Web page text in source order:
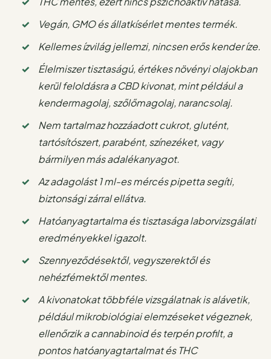
Vegán, GMO és állatkísérlet mentes termék.
Kellemes ízvilág jellemzi, nincsen erős kender íze.
Élelmiszer tisztaságú, értékes növényi olajokban
kerül feloldásraa CBD kivonat, mint például a
kendermagolaj, szőlőmagolaj, narancsolaj.
Nem tartalmaz hozzáadott cukrot, glutént,
tartósítószert, parabént, színezéket, vagy
bármilyen más adalékanyagot.
Az adagolást 1 ml-es mércés pipetta segíti,
biztonsági zárral ellátva.
Hatóanyagtartalma és tisztasága laborvizsgálati
eredményekkel igazolt.
Szennyeződésektől, vegyszerektől és
nehézfémektől mentes.
A kivonatokat többféle vizsgálatnak is alávetik,
például mikrobiológiai elemzéseket végeznek,
ellenőrzik a cannabinoid és terpén profilt, a
pontos hatóanyagtartalmat és THC